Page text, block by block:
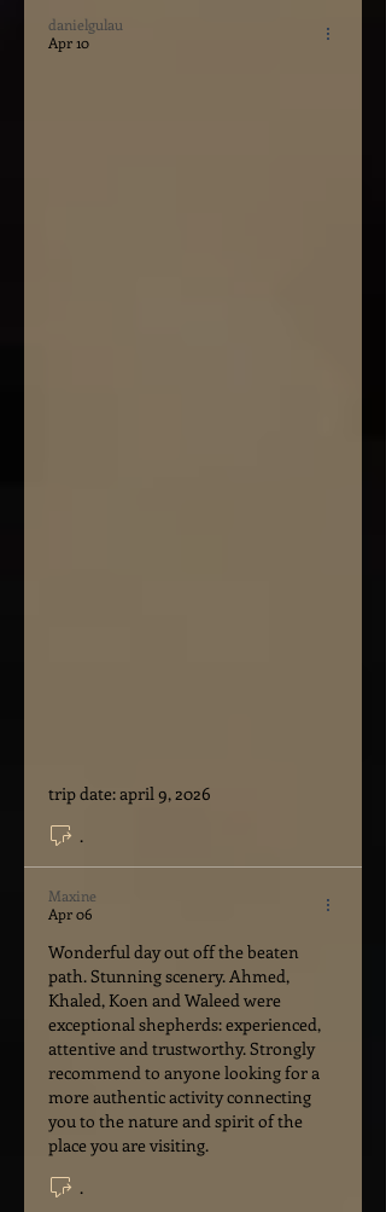
danielgulau
Apr 10
trip date: april 9, 2026
.
Maxine
Apr 06
Wonderful day out off the beaten
path. Stunning scenery. Ahmed,
Khaled, Koen and Waleed were
exceptional shepherds: experienced,
attentive and trustworthy. Strongly
recommend to anyone looking for a
more authentic activity connecting
you to the nature and spirit of the
place you are visiting.
.